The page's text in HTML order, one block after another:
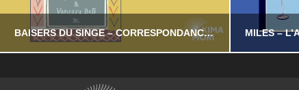
BAISERS DU SINGE – CORRESPONDANCE VIRGINIA WOOLF & VANESSA BELL